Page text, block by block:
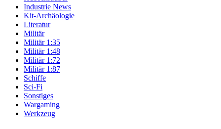
Industrie News
Kit-Archäologie
Literatur
Militär
Militär 1:35
Militär 1:48
Militär 1:72
Militär 1:87
Schiffe
Sci-Fi
Sonstiges
Wargaming
Werkzeug